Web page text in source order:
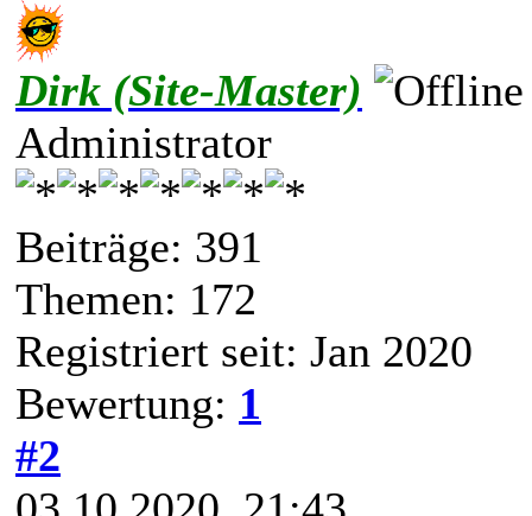
Dirk (Site-Master)
Administrator
Beiträge: 391
Themen: 172
Registriert seit: Jan 2020
Bewertung: 1
#2